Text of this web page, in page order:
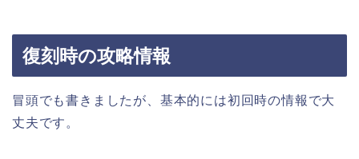
復刻時の攻略情報
冒頭でも書きましたが、基本的には初回時の情報で大
丈夫です。